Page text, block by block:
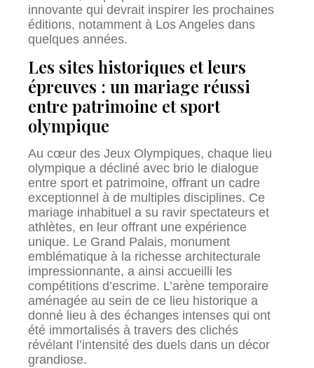
innovante qui devrait inspirer les prochaines
éditions, notamment à Los Angeles dans
quelques années.
Les sites historiques et leurs
épreuves : un mariage réussi
entre patrimoine et sport
olympique
Au cœur des Jeux Olympiques, chaque lieu
olympique a décliné avec brio le dialogue
entre sport et patrimoine, offrant un cadre
exceptionnel à de multiples disciplines. Ce
mariage inhabituel a su ravir spectateurs et
athlètes, en leur offrant une expérience
unique. Le Grand Palais, monument
emblématique à la richesse architecturale
impressionnante, a ainsi accueilli les
compétitions d’escrime. L’arène temporaire
aménagée au sein de ce lieu historique a
donné lieu à des échanges intenses qui ont
été immortalisés à travers des clichés
révélant l’intensité des duels dans un décor
grandiose.